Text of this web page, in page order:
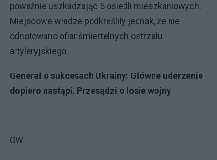
poważnie uszkadzając 5 osiedli mieszkaniowych.
Miejscowe władze podkreśliły jednak, że nie
odnotowano ofiar śmiertelnych ostrzału
artyleryjskiego.
Generał o sukcesach Ukrainy: Główne uderzenie
dopiero nastąpi. Przesądzi o losie wojny
GW